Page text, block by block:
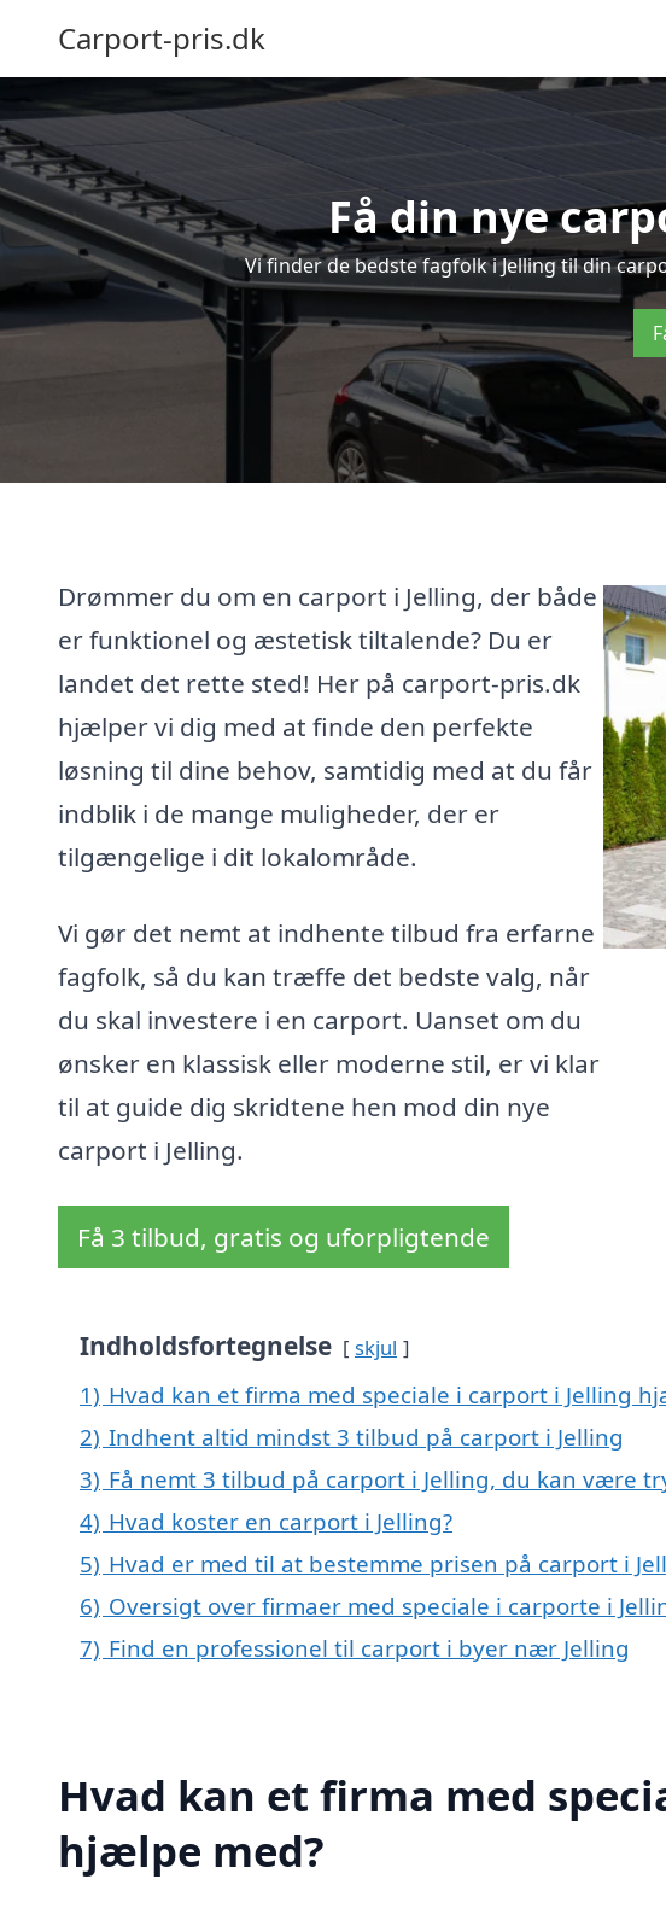
Carport-pris.dk
Få din nye
Vi finder de bedste fagfolk i Jelling til din
Drømmer du om en carport i Jelling, der både
er funktionel og æstetisk tiltalende? Du er
landet det rette sted! Her på carport-pris.dk
hjælper vi dig med at finde den perfekte
løsning til dine behov, samtidig med at du får
indblik i de mange muligheder, der er
tilgængelige i dit lokalområde.
Vi gør det nemt at indhente tilbud fra erfarne
fagfolk, så du kan træffe det bedste valg, når
du skal investere i en carport. Uanset om du
ønsker en klassisk eller moderne stil, er vi klar
til at guide dig skridtene hen mod din nye
carport i Jelling.
Få 3 tilbud, gratis og uforpligtende
Indholdsfortegnelse skjul
1) Hvad kan et firma med speciale i carport i Jelling
2) Indhent altid mindst 3 tilbud på carport i Jelling
3) Få nemt 3 tilbud på carport i Jelling, du kan være
4) Hvad koster en carport i Jelling?
5) Hvad er med til at bestemme prisen på carport i
6) Oversigt over firmaer med speciale i carporte i
7) Find en professionel til carport i byer nær Jelling
Hvad kan et firma med
hjælpe med?